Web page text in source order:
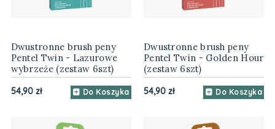
Dwustronne brush peny
Pentel Twin - Lazurowe
wybrzeże (zestaw 6szt)
54,90 zł Do Koszyka
Dwustronne brush peny
Pentel Twin - Golden Hour
(zestaw 6szt)
54,90 zł Do Koszyka